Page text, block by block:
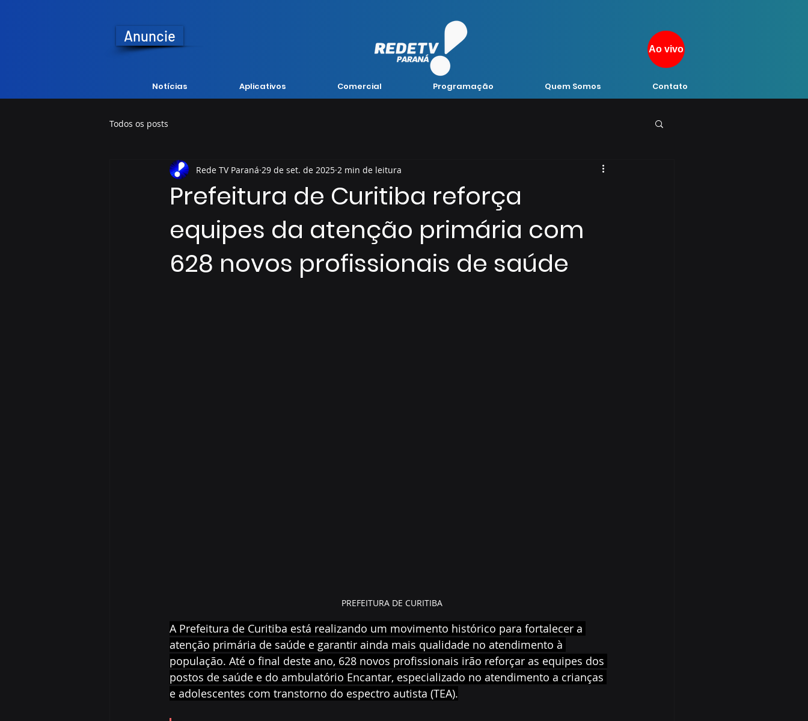
Anuncie
Notícias Aplicativos Comercial Programação Quem Somos Contato
Ao vivo
Todos os posts
Prefeitura de Curitiba reforça
equipes da atenção primária com
628 novos profissionais de saúde
Rede TV Paraná 29 de set. de 2025 2 min de leitura
PREFEITURA DE CURITIBA
A Prefeitura de Curitiba está realizando um movimento histórico para fortalecer a
atenção primária de saúde e garantir ainda mais qualidade no atendimento à
população. Até o final deste ano, 628 novos profissionais irão reforçar as equipes dos
postos de saúde e do ambulatório Encantar, especializado no atendimento a crianças
e adolescentes com transtorno do espectro autista (TEA).